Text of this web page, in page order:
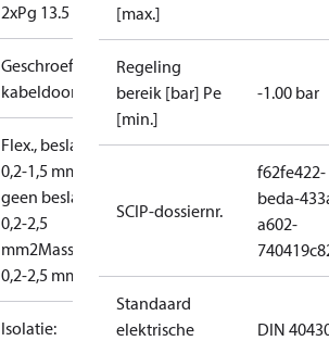
2xPg 13.5
Geschroefde
kabeldoorvoer
Flex., beslagringen:
0,2-1,5 mm2
geen beslagringen:
0,2-2,5
mm2Massief/geaderd:
0,2-2,5 mm2
Isolatie:
[max.]
Regeling
bereik [bar] Pe
[min.]
-1.00 bar
SCIP-dossiernr.
f62fe422-
beda-
a602-
Standaard
elektrische
DIN